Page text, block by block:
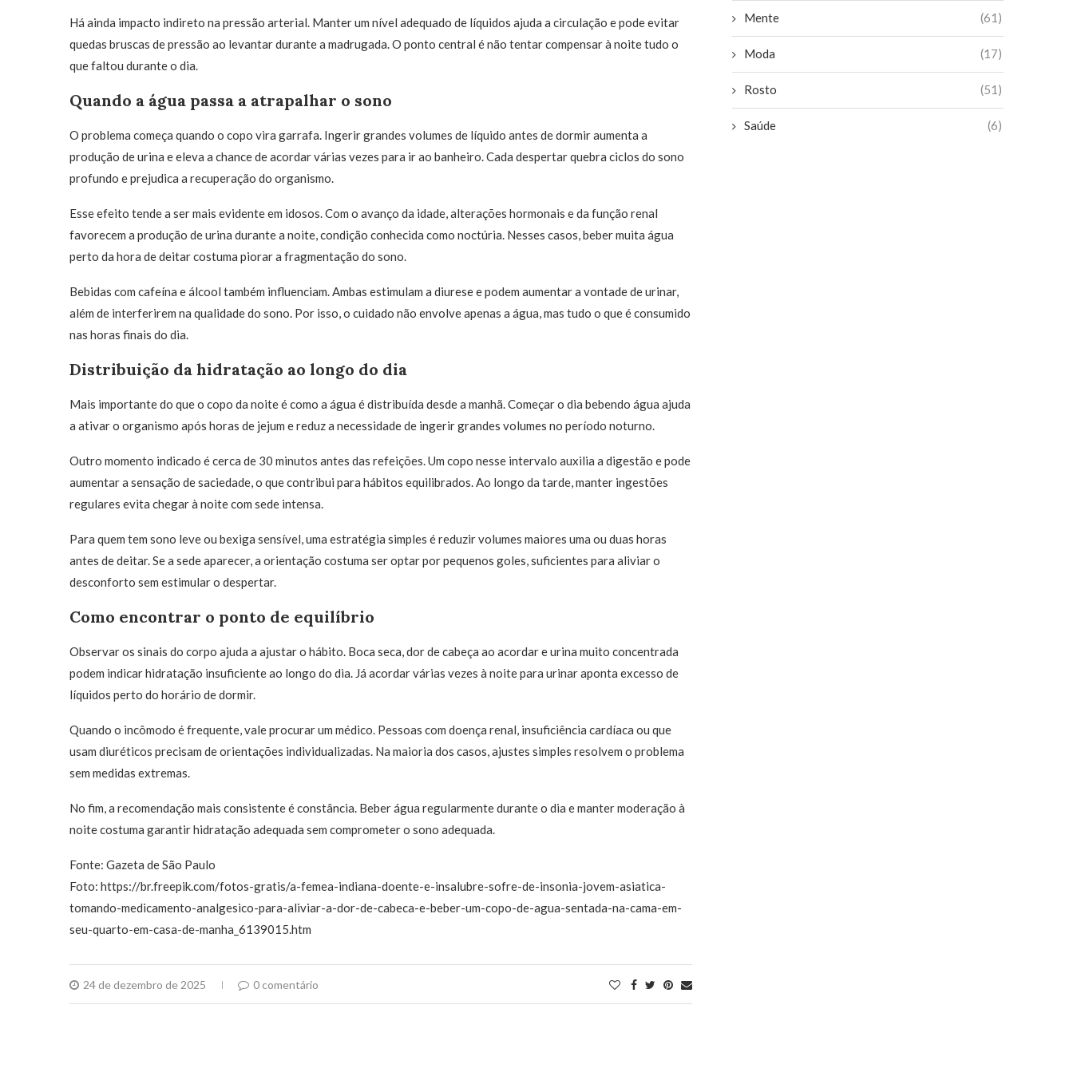
Há ainda impacto indireto na pressão arterial. Manter um nível adequado de líquidos ajuda a circulação e pode evitar
quedas bruscas de pressão ao levantar durante a madrugada. O ponto central é não tentar compensar à noite tudo o
que faltou durante o dia.
Quando a água passa a atrapalhar o sono
O problema começa quando o copo vira garrafa. Ingerir grandes volumes de líquido antes de dormir aumenta a
produção de urina e eleva a chance de acordar várias vezes para ir ao banheiro. Cada despertar quebra ciclos do sono
profundo e prejudica a recuperação do organismo.
Esse efeito tende a ser mais evidente em idosos. Com o avanço da idade, alterações hormonais e da função renal
favorecem a produção de urina durante a noite, condição conhecida como noctúria. Nesses casos, beber muita água
perto da hora de deitar costuma piorar a fragmentação do sono.
Bebidas com cafeína e álcool também influenciam. Ambas estimulam a diurese e podem aumentar a vontade de urinar,
além de interferirem na qualidade do sono. Por isso, o cuidado não envolve apenas a água, mas tudo o que é consumido
nas horas finais do dia.
Distribuição da hidratação ao longo do dia
Mais importante do que o copo da noite é como a água é distribuída desde a manhã. Começar o dia bebendo água ajuda
a ativar o organismo após horas de jejum e reduz a necessidade de ingerir grandes volumes no período noturno.
Outro momento indicado é cerca de 30 minutos antes das refeições. Um copo nesse intervalo auxilia a digestão e pode
aumentar a sensação de saciedade, o que contribui para hábitos equilibrados. Ao longo da tarde, manter ingestões
regulares evita chegar à noite com sede intensa.
Para quem tem sono leve ou bexiga sensível, uma estratégia simples é reduzir volumes maiores uma ou duas horas
antes de deitar. Se a sede aparecer, a orientação costuma ser optar por pequenos goles, suficientes para aliviar o
desconforto sem estimular o despertar.
Como encontrar o ponto de equilíbrio
Observar os sinais do corpo ajuda a ajustar o hábito. Boca seca, dor de cabeça ao acordar e urina muito concentrada
podem indicar hidratação insuficiente ao longo do dia. Já acordar várias vezes à noite para urinar aponta excesso de
líquidos perto do horário de dormir.
Quando o incômodo é frequente, vale procurar um médico. Pessoas com doença renal, insuficiência cardíaca ou que
usam diuréticos precisam de orientações individualizadas. Na maioria dos casos, ajustes simples resolvem o problema
sem medidas extremas.
No fim, a recomendação mais consistente é constância. Beber água regularmente durante o dia e manter moderação à
noite costuma garantir hidratação adequada sem comprometer o sono adequada.
Fonte: Gazeta de São Paulo
Foto: https://br.freepik.com/fotos-gratis/a-femea-indiana-doente-e-insalubre-sofre-de-insonia-jovem-asiatica-
tomando-medicamento-analgesico-para-aliviar-a-dor-de-cabeca-e-beber-um-copo-de-agua-sentada-na-cama-em-
seu-quarto-em-casa-de-manha_6139015.htm
24 de dezembro de 2025 0 comentário
Mente (61)
Moda (17)
Rosto (51)
Saúde (6)